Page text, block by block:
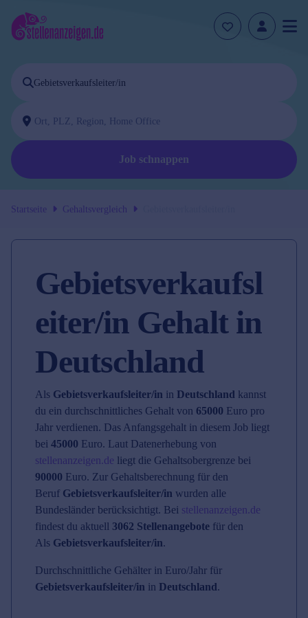
Job schnappen
Startseite Gehaltsvergleich
Gebietsverkaufsl
eiter/in Gehalt in
Deutschland
Als Gebietsverkaufsleiter/in in Deutschland kannst
du ein durchschnittliches Gehalt von 65000 Euro pro
Jahr verdienen. Das Anfangsgehalt in diesem Job liegt
bei 45000 Euro. Laut Datenerhebung von
stellenanzeigen.de liegt die Gehaltsobergrenze bei
90000 Euro. Zur Gehaltsberechnung für den
Beruf Gebietsverkaufsleiter/in wurden alle
Bundesländer berücksichtigt. Bei stellenanzeigen.de
findest du aktuell 3062 Stellenangebote für den
Als Gebietsverkaufsleiter/in.
Durchschnittliche Gehälter in Euro/Jahr für
Gebietsverkaufsleiter/in in Deutschland.